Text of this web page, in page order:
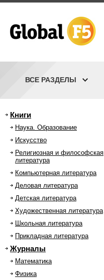
ВСЕ РАЗДЕЛЫ
Книги
Наука. Образование
Искусство
Религиозная и философская
литература
Компьютерная литература
Деловая литература
Детская литература
Художественная литература
Школьная литература
Прикладная литература
Журналы
Математика
Физика